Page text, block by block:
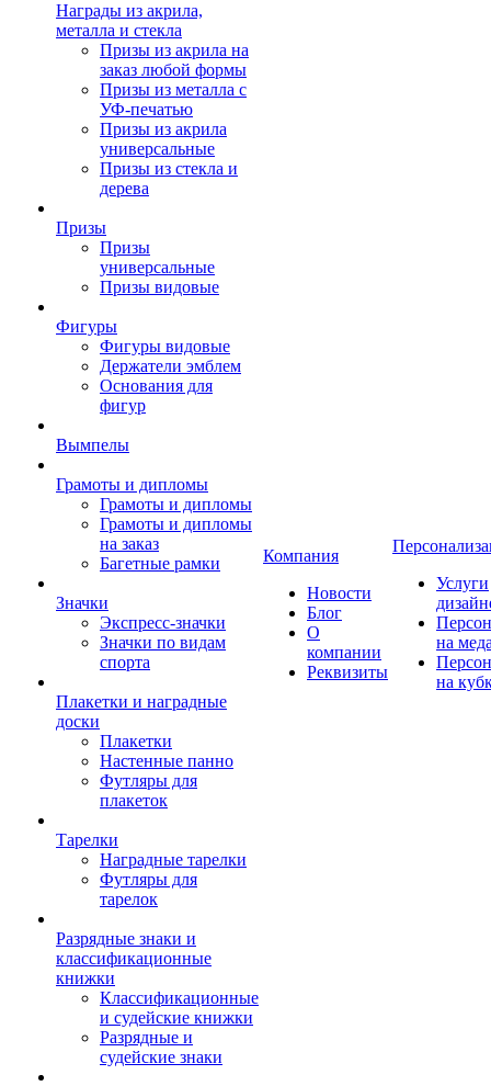
Награды из акрила,
металла и стекла
Призы из акрила на
заказ любой формы
Призы из металла с
УФ-печатью
Призы из акрила
универсальные
Призы из стекла и
дерева
Призы
Призы
универсальные
Призы видовые
Фигуры
Фигуры видовые
Держатели эмблем
Основания для
фигур
Вымпелы
Грамоты и дипломы
Грамоты и дипломы
Грамоты и дипломы
на заказ
Багетные рамки
Значки
Экспресс-значки
Значки по видам
спорта
Плакетки и наградные
доски
Плакетки
Настенные панно
Футляры для
плакеток
Тарелки
Наградные тарелки
Футляры для
тарелок
Разрядные знаки и
классификационные
книжки
Классификационные
и судейские книжки
Разрядные и
судейские знаки
Компания
Новости
Блог
О
компании
Реквизиты
Услуги
на
на